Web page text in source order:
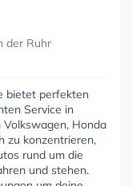
der Ruhr
bietet perfekten
Service in
Honda
zu konzentrieren,
rund um die
und stehen.